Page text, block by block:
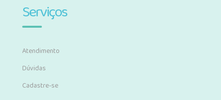
Serviços
Atendimento
Dúvidas
Cadastre-se